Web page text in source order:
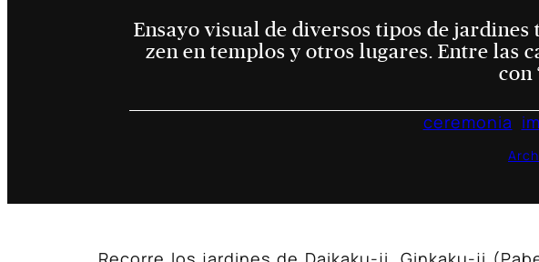
Ensayo visual de diversos tipos de
zen en templos y otros lugares. Entre las
con
ceremonia